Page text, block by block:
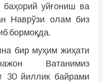
уйғониш ва
Наврўзи олам биз
бормоқда.
бир муҳим жиҳати
Ватанимиз
30 йиллик байрами